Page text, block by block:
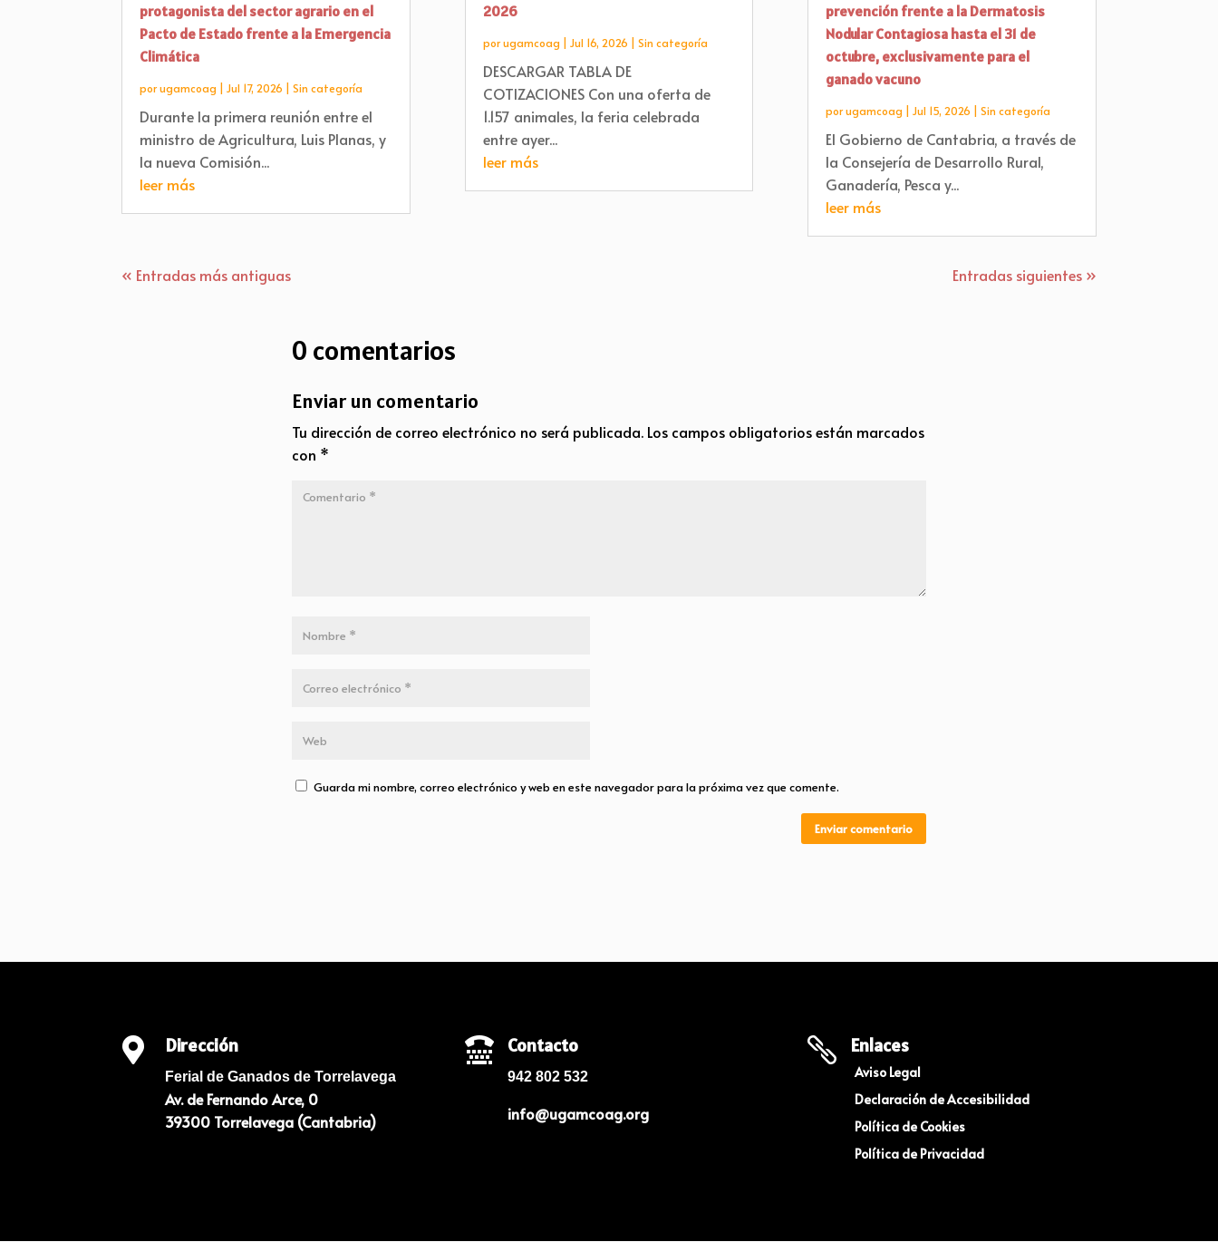
protagonista del sector agrario en el
Pacto de Estado frente a la Emergencia
Climática
porugamcoag |Jul 17, 2026 |Sin categoría
Durante la primera reunión entre el
ministro de Agricultura, Luis Planas, y
la nueva Comisión...
leer más
2026
porugamcoag Jul 16, 2026 Sin categoría
DESCARGAR TABLA DE
COTIZACIONES Con una oferta de
1.157 animales, la feria celebrada
entre ayer...
leer más
prevención frente a la Dermatosis
Nodular Contagiosa hasta el 31 de
octubre, exclusivamente para el
ganado vacuno
porugamcoag Jul 15, 2026 Sin categoría
El Gobierno de Cantabria, a través de
la Consejería de Desarrollo Rural,
Ganadería, Pesca y...
leer más
« Entradas más antiguas Entradas siguientes »
0 comentarios
Enviar un comentario
Tu dirección de correo electrónico no será publicada. Los campos obligatorios están marcados
con *
Guarda mi nombre, correo electrónico y web en este navegador para la próxima vez que comente.
Enviar comentario
 Dirección
Ferial de Ganados de Torrelavega
Av. de Fernando Arce, 0
39300 Torrelavega (Cantabria)
 Contacto
942 802 532
info@ugamcoag.org
 Enlaces
Aviso Legal
Declaración de Accesibilidad
Política de Cookies
Política de Privacidad